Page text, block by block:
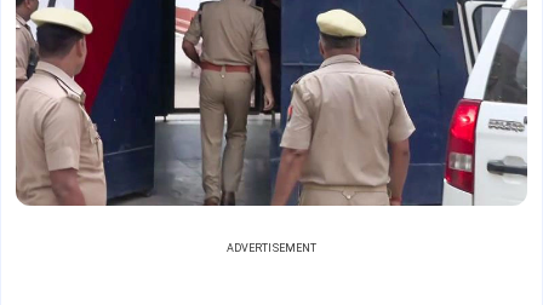
ADVERTISEMENT